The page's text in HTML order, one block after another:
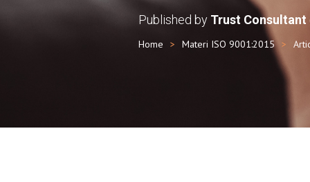
Published by Trust Consultant
Home Materi ISO 9001:2015